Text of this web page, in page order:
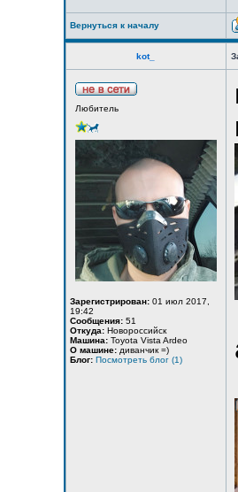
Вернуться к началу
kot_
Любитель
Зарегистрирован: 01 июл 2017,
19:42
Сообщения: 51
Откуда: Новороссийск
Машина: Toyota Vista Ardeo
О машине: диванчик =)
Блог: Посмотреть блог (1)